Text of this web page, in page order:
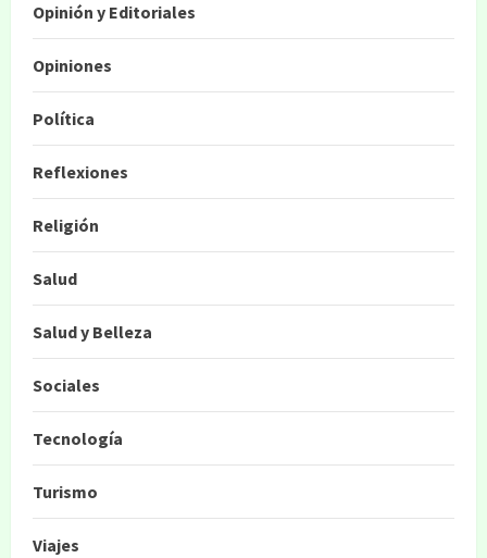
Opinión y Editoriales
Opiniones
Política
Reflexiones
Religión
Salud
Salud y Belleza
Sociales
Tecnología
Turismo
Viajes